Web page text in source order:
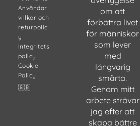
Användar
villkor och
returpolic
y
Integritets
policy
Cookie
Policy
🇬🇧
om att
förbättra livet
för människor
som lever
med
långvarig
smärta.
Genom mitt
arbete strävar
jag efter att
skapa bättre